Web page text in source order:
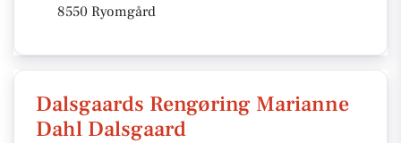
8550 Ryomgård
Dalsgaards Rengøring Marianne
Dahl Dalsgaard